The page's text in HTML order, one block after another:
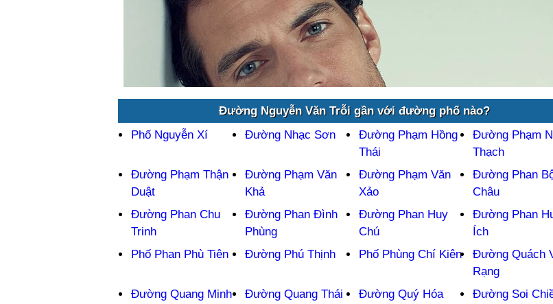
Đường Nguyễn Văn Trỗi gần với đường phố nào?
Phố Nguyễn Xí
Đường Nhạc Sơn
Đường Phạm Hồng
Thái
Đường Phạm
Thạch
Đường Phạm Thận
Duật
Đường Phạm Văn
Khả
Đường Phạm Văn
Xảo
Đường Phan
Châu
Đường Phan Chu
Trinh
Đường Phan Đình
Phùng
Đường Phan Huy
Chú
Đường Phan
Ích
Phố Phan Phù Tiên
Đường Phú Thịnh Phố Phùng Chí Kiên
Đường Quách
Rạng
Đường Quang Minh
Đường Quang Thái Đường Quý Hóa
Đường Soi